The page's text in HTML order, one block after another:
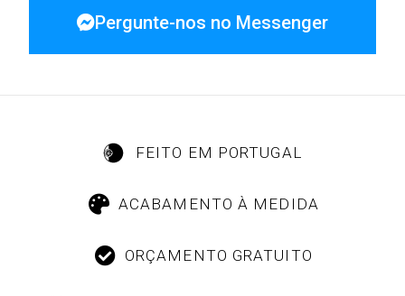
Pergunte-nos no Messenger
FEITO EM PORTUGAL
ACABAMENTO À MEDIDA
ORÇAMENTO GRATUITO